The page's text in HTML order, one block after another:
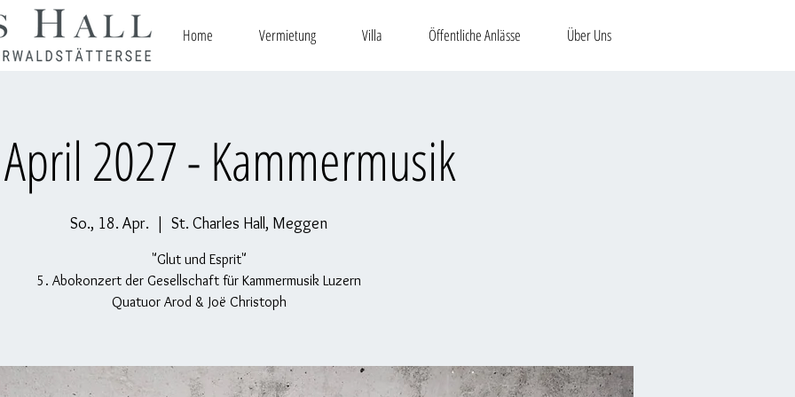
Home Vermietung Villa Öffentliche Anlässe Über Uns
2027 - Kammermusik
So., 18. Apr.
  |
St. Charles Hall, Meggen
"Glut und Esprit"
5. Abokonzert der Gesellschaft für Kammermusik Luzern
Quatuor Arod & Joë Christoph